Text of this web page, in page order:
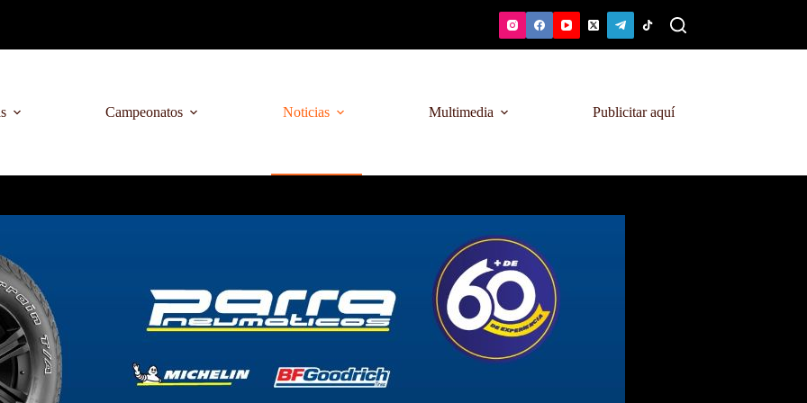
Campeonatos Noticias Multimedia Publicitar aquí